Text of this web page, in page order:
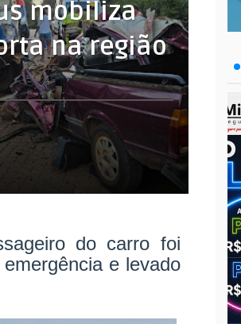
mobiliza
na região
do carro foi
e levado